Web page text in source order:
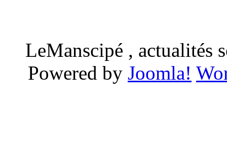
LeManscipé , actualités
Powered by Joomla!